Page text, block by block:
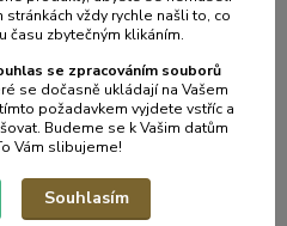
články
vždy rychle našli to, co
zbytečným klikáním.
se zpracováním souborů
se dočasně ukládají na Vašem
požadavkem vyjdete vstříc a
Budeme se k Vašim datům
Vám slibujeme!
Souhlasím